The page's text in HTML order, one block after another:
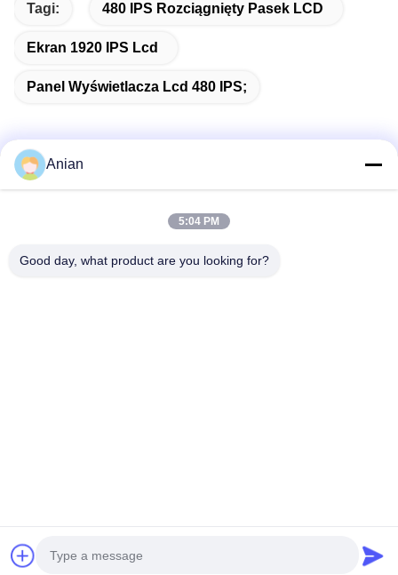
Tagi: 480 IPS Rozciągnięty Pasek LCD
Ekran 1920 IPS Lcd
Panel Wyświetlacza Lcd 480 IPS;
Budynek A, budynek VERSINO, Nowy Dzielnica Longhua,
Yongsheng Innovation Technology Co., Ltd Wszystkie prawa
Anian
5:04 PM
Good day, what product are you looking for?